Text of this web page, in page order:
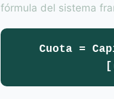
fórmula del sistema
Cuota =